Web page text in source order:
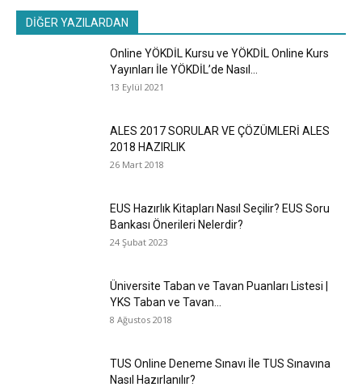
DİĞER YAZILARDAN
Online YÖKDİL Kursu ve YÖKDİL Online Kurs
Yayınları İle YÖKDİL’de Nasıl...
13 Eylül 2021
ALES 2017 SORULAR VE ÇÖZÜMLERİ ALES
2018 HAZIRLIK
26 Mart 2018
EUS Hazırlık Kitapları Nasıl Seçilir? EUS Soru
Bankası Önerileri Nelerdir?
24 Şubat 2023
Üniversite Taban ve Tavan Puanları Listesi |
YKS Taban ve Tavan...
8 Ağustos 2018
TUS Online Deneme Sınavı İle TUS Sınavına
Nasıl Hazırlanılır?